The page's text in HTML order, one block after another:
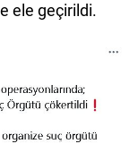
ele geçirildi.